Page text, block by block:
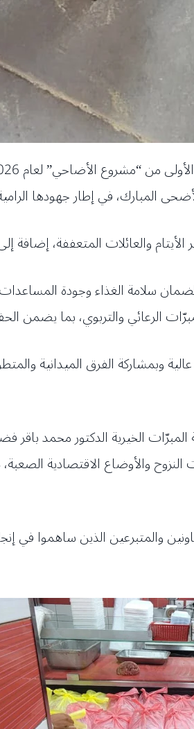
المبارك، في إطار جهودها
سلامة الغذاء وجودة
الرعائي والتربوي، بما يضمن
وبمشاركة الفرق
الخيرية الدكتور محمد باقر
والأوضاع الاقتصادية
والمتبرعين الذين ساهموا في